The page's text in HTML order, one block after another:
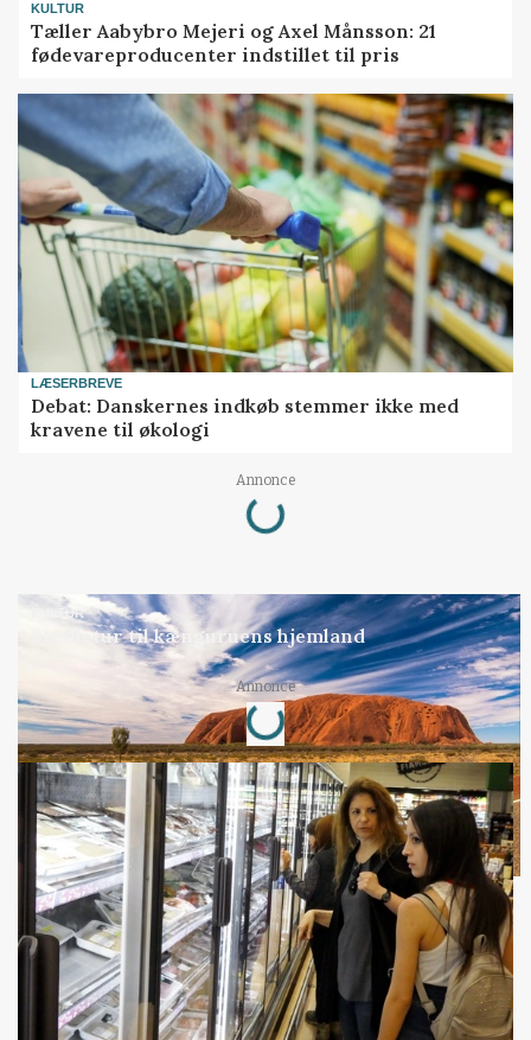
KULTUR
Tæller Aabybro Mejeri og Axel Månsson: 21
fødevareproducenter indstillet til pris
LÆSERBREVE
Debat: Danskernes indkøb stemmer ikke med
kravene til økologi
Annonce
Loading...
KULTUR
Studietur til kænguruens hjemland
Annonce
Loading...